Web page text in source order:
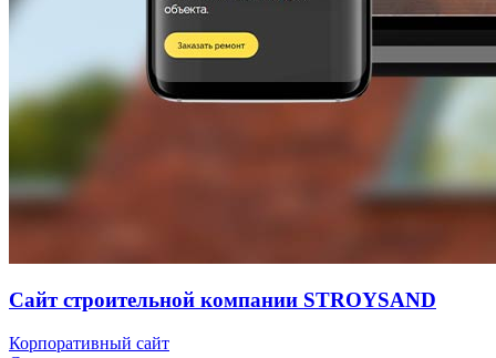
Сайт строительной компании STROYSAND
Корпоративный сайт